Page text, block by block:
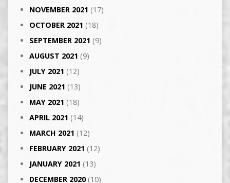
NOVEMBER 2021 (17)
OCTOBER 2021 (18)
SEPTEMBER 2021 (9)
AUGUST 2021 (9)
JULY 2021 (12)
JUNE 2021 (13)
MAY 2021 (18)
APRIL 2021 (14)
MARCH 2021 (12)
FEBRUARY 2021 (12)
JANUARY 2021 (13)
DECEMBER 2020(10)